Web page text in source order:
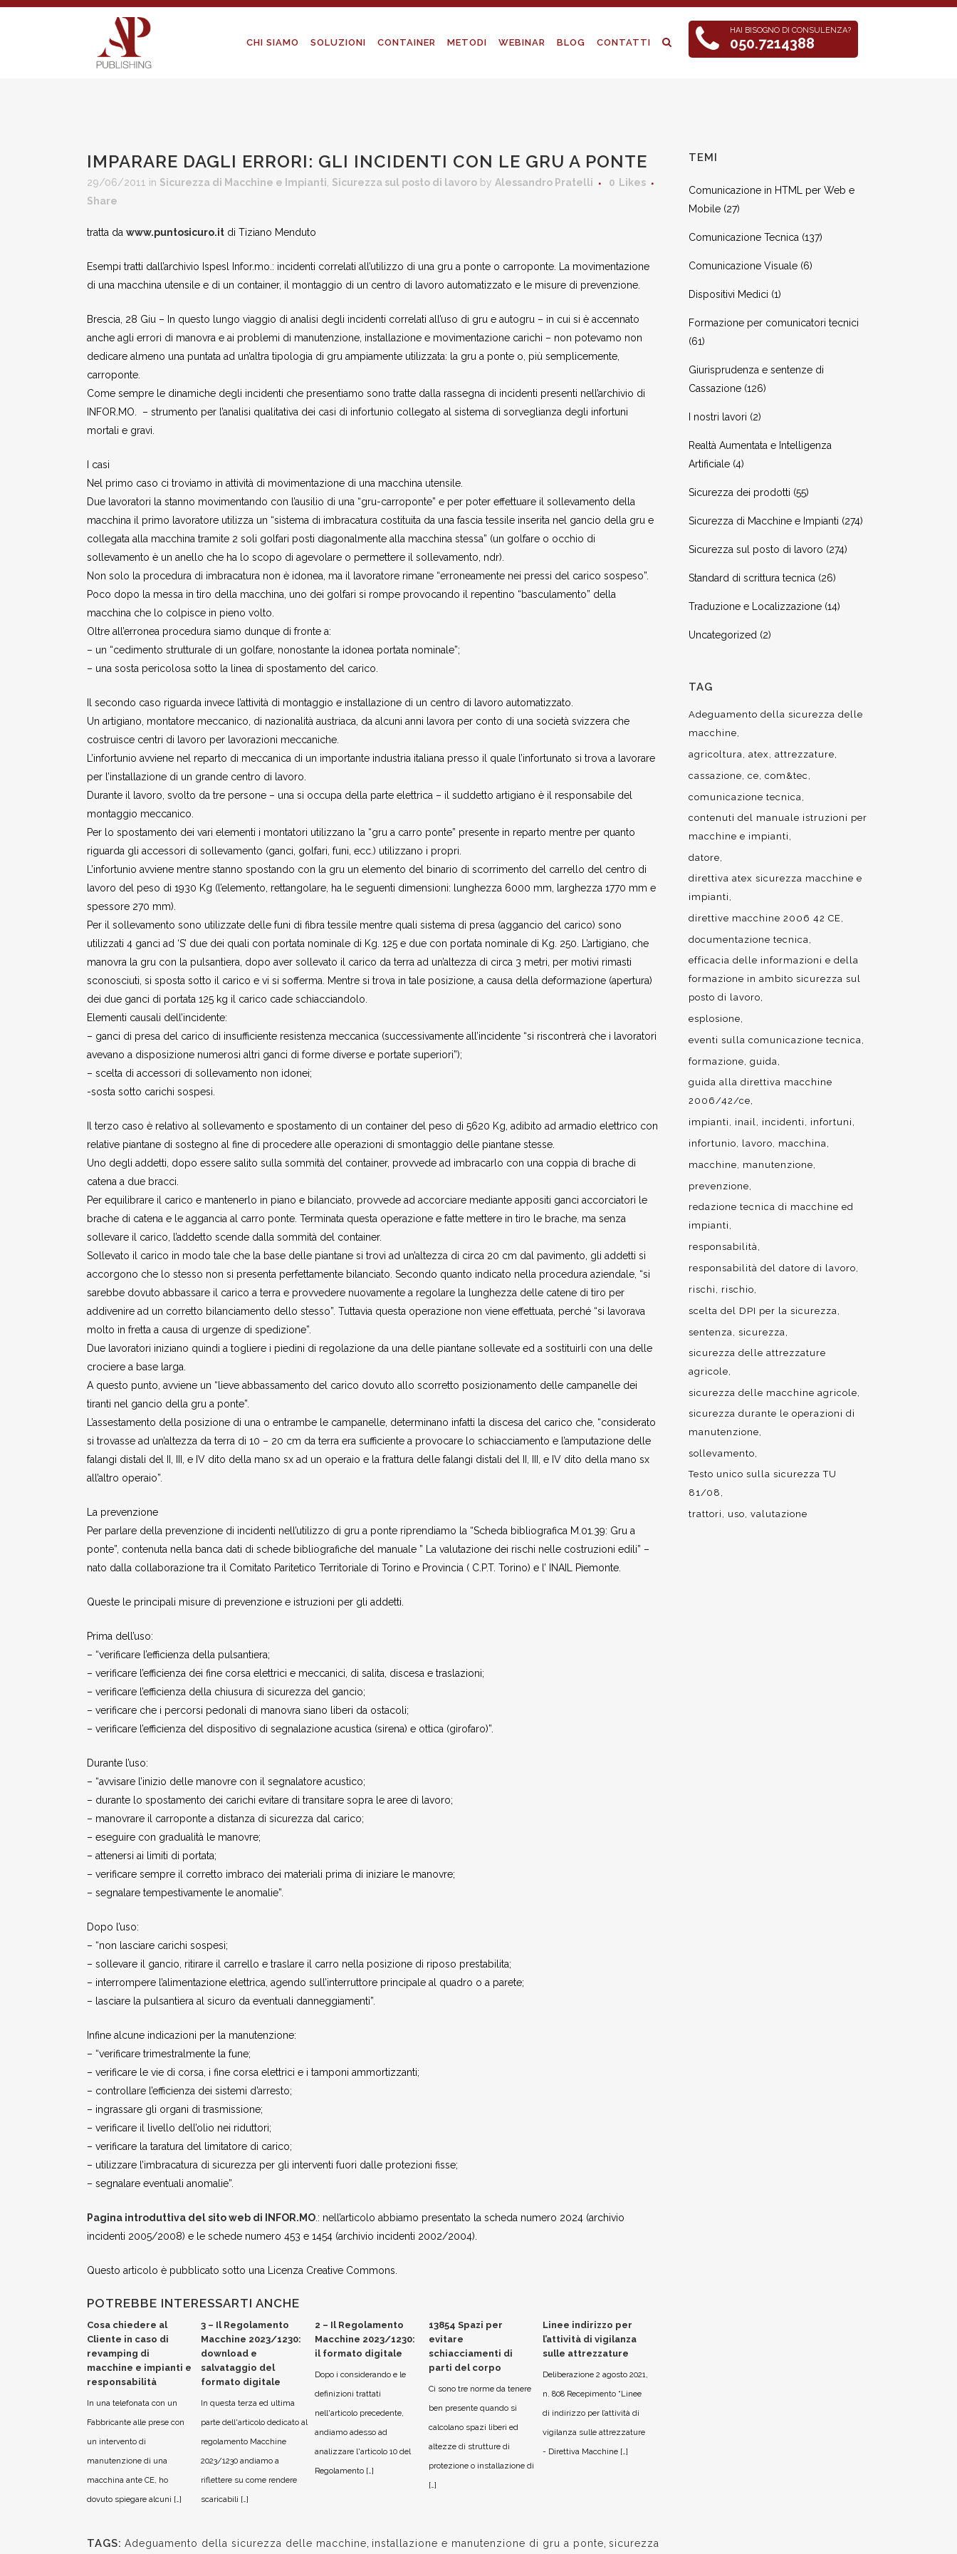
HAI BISOGNO DI CONSULENZA?
050.7214388
CHI SIAMO SOLUZIONI CONTAINER METODI WEBINAR BLOG CONTATTI
IMPARARE DAGLI ERRORI: GLI INCIDENTI CON LE GRU A PONTE
29/06/2011 in Sicurezza di Macchine e Impianti Sicurezza sul posto di lavoro by Alessandro Pratelli 0 Likes
Share
tratta da www.puntosicuro.it di Tiziano Menduto
Esempi tratti dall’archivio Ispesl Infor.mo.: incidenti correlati all’utilizzo di una gru a ponte o carroponte. La movimentazione
di una macchina utensile e di un container, il montaggio di un centro di lavoro automatizzato e le misure di prevenzione.
Brescia, 28 Giu – In questo lungo viaggio di analisi degli incidenti correlati all’uso di gru e autogru – in cui si è accennato
anche agli errori di manovra e ai problemi di manutenzione, installazione e movimentazione carichi – non potevamo non
dedicare almeno una puntata ad un’altra tipologia di gru ampiamente utilizzata: la gru a ponte o, più semplicemente,
carroponte.
Come sempre le dinamiche degli incidenti che presentiamo sono tratte dalla rassegna di incidenti presenti nell’archivio di
INFOR.MO. – strumento per l’analisi qualitativa dei casi di infortunio collegato al sistema di sorveglianza degli infortuni
mortali e gravi.
I casi
Nel primo caso ci troviamo in attività di movimentazione di una macchina utensile.
Due lavoratori la stanno movimentando con l’ausilio di una “gru-carroponte” e per poter effettuare il sollevamento della
macchina il primo lavoratore utilizza un “sistema di imbracatura costituita da una fascia tessile inserita nel gancio della gru e
collegata alla macchina tramite 2 soli golfari posti diagonalmente alla macchina stessa” (un golfare o occhio di
sollevamento è un anello che ha lo scopo di agevolare o permettere il sollevamento, ndr).
Non solo la procedura di imbracatura non è idonea, ma il lavoratore rimane “erroneamente nei pressi del carico sospeso”.
Poco dopo la messa in tiro della macchina, uno dei golfari si rompe provocando il repentino “basculamento” della
macchina che lo colpisce in pieno volto.
Oltre all’erronea procedura siamo dunque di fronte a:
– un “cedimento strutturale di un golfare, nonostante la idonea portata nominale”;
– una sosta pericolosa sotto la linea di spostamento del carico.
Il secondo caso riguarda invece l’attività di montaggio e installazione di un centro di lavoro automatizzato.
Un artigiano, montatore meccanico, di nazionalità austriaca, da alcuni anni lavora per conto di una società svizzera che
costruisce centri di lavoro per lavorazioni meccaniche.
L’infortunio avviene nel reparto di meccanica di un importante industria italiana presso il quale l’infortunato si trova a lavorare
per l’installazione di un grande centro di lavoro.
Durante il lavoro, svolto da tre persone – una si occupa della parte elettrica – il suddetto artigiano è il responsabile del
montaggio meccanico.
Per lo spostamento dei vari elementi i montatori utilizzano la “gru a carro ponte” presente in reparto mentre per quanto
riguarda gli accessori di sollevamento (ganci, golfari, funi, ecc.) utilizzano i propri.
L’infortunio avviene mentre stanno spostando con la gru un elemento del binario di scorrimento del carrello del centro di
lavoro del peso di 1930 Kg (l’elemento, rettangolare, ha le seguenti dimensioni: lunghezza 6000 mm, larghezza 1770 mm e
spessore 270 mm).
Per il sollevamento sono utilizzate delle funi di fibra tessile mentre quali sistema di presa (aggancio del carico) sono
utilizzati 4 ganci ad ‘S’ due dei quali con portata nominale di Kg. 125 e due con portata nominale di Kg. 250. L’artigiano, che
manovra la gru con la pulsantiera, dopo aver sollevato il carico da terra ad un’altezza di circa 3 metri, per motivi rimasti
sconosciuti, si sposta sotto il carico e vi si sofferma. Mentre si trova in tale posizione, a causa della deformazione (apertura)
dei due ganci di portata 125 kg il carico cade schiacciandolo.
Elementi causali dell’incidente:
– ganci di presa del carico di insufficiente resistenza meccanica (successivamente all’incidente “si riscontrerà che i lavoratori
avevano a disposizione numerosi altri ganci di forme diverse e portate superiori”);
– scelta di accessori di sollevamento non idonei;
-sosta sotto carichi sospesi.
Il terzo caso è relativo al sollevamento e spostamento di un container del peso di 5620 Kg, adibito ad armadio elettrico con
relative piantane di sostegno al fine di procedere alle operazioni di smontaggio delle piantane stesse.
Uno degli addetti, dopo essere salito sulla sommità del container, provvede ad imbracarlo con una coppia di brache di
catena a due bracci.
Per equilibrare il carico e mantenerlo in piano e bilanciato, provvede ad accorciare mediante appositi ganci accorciatori le
brache di catena e le aggancia al carro ponte. Terminata questa operazione e fatte mettere in tiro le brache, ma senza
sollevare il carico, l’addetto scende dalla sommità del container.
Sollevato il carico in modo tale che la base delle piantane si trovi ad un’altezza di circa 20 cm dal pavimento, gli addetti si
accorgono che lo stesso non si presenta perfettamente bilanciato. Secondo quanto indicato nella procedura aziendale, “si
sarebbe dovuto abbassare il carico a terra e provvedere nuovamente a regolare la lunghezza delle catene di tiro per
addivenire ad un corretto bilanciamento dello stesso”. Tuttavia questa operazione non viene effettuata, perché “si lavorava
molto in fretta a causa di urgenze di spedizione”.
Due lavoratori iniziano quindi a togliere i piedini di regolazione da una delle piantane sollevate ed a sostituirli con una delle
crociere a base larga.
A questo punto, avviene un “lieve abbassamento del carico dovuto allo scorretto posizionamento delle campanelle dei
tiranti nel gancio della gru a ponte”.
L’assestamento della posizione di una o entrambe le campanelle, determinano infatti la discesa del carico che, “considerato
si trovasse ad un’altezza da terra di 10 – 20 cm da terra era sufficiente a provocare lo schiacciamento e l’amputazione delle
falangi distali del II, III, e IV dito della mano sx ad un operaio e la frattura delle falangi distali del II, III, e IV dito della mano sx
all’altro operaio”.
La prevenzione
Per parlare della prevenzione di incidenti nell’utilizzo di gru a ponte riprendiamo la “Scheda bibliografica M.01.39: Gru a
ponte”, contenuta nella banca dati di schede bibliografiche del manuale ” La valutazione dei rischi nelle costruzioni edili” –
nato dalla collaborazione tra il Comitato Paritetico Territoriale di Torino e Provincia ( C.P.T. Torino) e l’ INAIL Piemonte.
Queste le principali misure di prevenzione e istruzioni per gli addetti.
Prima dell’uso:
– “verificare l’efficienza della pulsantiera;
– verificare l’efficienza dei fine corsa elettrici e meccanici, di salita, discesa e traslazioni;
– verificare l’efficienza della chiusura di sicurezza del gancio;
– verificare che i percorsi pedonali di manovra siano liberi da ostacoli;
– verificare l’efficienza del dispositivo di segnalazione acustica (sirena) e ottica (girofaro)”.
Durante l’uso:
– “avvisare l’inizio delle manovre con il segnalatore acustico;
– durante lo spostamento dei carichi evitare di transitare sopra le aree di lavoro;
– manovrare il carroponte a distanza di sicurezza dal carico;
– eseguire con gradualità le manovre;
– attenersi ai limiti di portata;
– verificare sempre il corretto imbraco dei materiali prima di iniziare le manovre;
– segnalare tempestivamente le anomalie”.
Dopo l’uso:
– “non lasciare carichi sospesi;
– sollevare il gancio, ritirare il carrello e traslare il carro nella posizione di riposo prestabilita;
– interrompere l’alimentazione elettrica, agendo sull’interruttore principale al quadro o a parete;
– lasciare la pulsantiera al sicuro da eventuali danneggiamenti”.
Infine alcune indicazioni per la manutenzione:
– “verificare trimestralmente la fune;
– verificare le vie di corsa, i fine corsa elettrici e i tamponi ammortizzanti;
– controllare l’efficienza dei sistemi d’arresto;
– ingrassare gli organi di trasmissione;
– verificare il livello dell’olio nei riduttori;
– verificare la taratura del limitatore di carico;
– utilizzare l’imbracatura di sicurezza per gli interventi fuori dalle protezioni fisse;
– segnalare eventuali anomalie”.
Pagina introduttiva del sito web di INFOR.MO .: nell’articolo abbiamo presentato la scheda numero 2024 (archivio
incidenti 2005/2008) e le schede numero 453 e 1454 (archivio incidenti 2002/2004).
Questo articolo è pubblicato sotto una Licenza Creative Commons.
POTREBBE INTERESSARTI ANCHE
Cosa chiedere al
Cliente in caso di
revamping di
macchine e impianti e
responsabilità
In una telefonata con un
Fabbricante alle prese con
un intervento di
manutenzione di una
macchina ante CE, ho
dovuto spiegare alcuni […]
3 – Il Regolamento
Macchine 2023/1230:
download e
salvataggio del
formato digitale
In questa terza ed ultima
parte dell'articolo dedicato al
regolamento Macchine
2023/1230 andiamo a
riflettere su come rendere
scaricabili […]
2 – Il Regolamento
Macchine 2023/1230:
il formato digitale
Dopo i considerando e le
definizioni trattati
nell'articolo precedente,
andiamo adesso ad
analizzare l'articolo 10 del
Regolamento […]
13854 Spazi per
evitare
schiacciamenti di
parti del corpo
Ci sono tre norme da tenere
ben presente quando si
calcolano spazi liberi ed
altezze di strutture di
protezione o installazione di
[…]
Linee indirizzo per
l’attività di vigilanza
sulle attrezzature
Deliberazione 2 agosto 2021,
n. 808 Recepimento “Linee
di indirizzo per l’attività di
vigilanza sulle attrezzature
- Direttiva Macchine […]
TAGS: Adeguamento della sicurezza delle macchine installazione e manutenzione di gru a ponte sicurezza
TEMI
Comunicazione in HTML per Web e
Mobile (27)
Comunicazione Tecnica (137)
Comunicazione Visuale (6)
Dispositivi Medici (1)
Formazione per comunicatori tecnici
(61)
Giurisprudenza e sentenze di
Cassazione (126)
I nostri lavori (2)
Realtà Aumentata e Intelligenza
Artificiale (4)
Sicurezza dei prodotti (55)
Sicurezza di Macchine e Impianti (274)
Sicurezza sul posto di lavoro (274)
Standard di scrittura tecnica (26)
Traduzione e Localizzazione (14)
Uncategorized (2)
TAG
Adeguamento della sicurezza delle
macchine
agricoltura atex
attrezzature
cassazione ce com&tec
comunicazione tecnica
contenuti del manuale istruzioni per
macchine e impianti
datore
direttiva atex sicurezza macchine e
impianti
direttive macchine 2006 42 CE
documentazione tecnica
efficacia delle informazioni e della
formazione in ambito sicurezza sul
posto di lavoro
esplosione
eventi sulla comunicazione tecnica
formazione guida
guida alla direttiva macchine
2006/42/ce
impianti
inail incidenti
infortuni
infortunio
lavoro
macchina
macchine
manutenzione
prevenzione
redazione tecnica di macchine ed
impianti
responsabilità
responsabilità del datore di lavoro
rischi
rischio
scelta del DPI per la sicurezza
sentenza sicurezza
sicurezza delle attrezzature
agricole
sicurezza delle macchine agricole
sicurezza durante le operazioni di
manutenzione
sollevamento
Testo unico sulla sicurezza TU
81/08
trattori
uso valutazione